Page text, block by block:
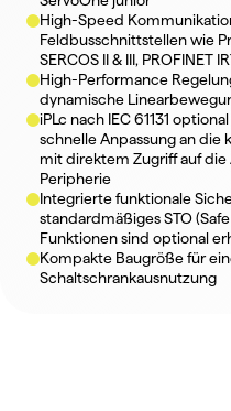
High-Speed
Feldbusschnittstellen wie
SERCOS II & III, PROFINET
High-Performance
dynamische
iPLc nach IEC 61131
schnelle Anpassung an die
mit direktem Zugriff auf
Peripherie
Integrierte funktionale
standardmäßiges STO
Funk­tionen sind optional
Kompakte Baugröße für
Schaltschrankausnutzung